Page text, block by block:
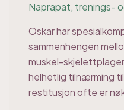
Naprapat, trenings-
Oskar har
sammenhengen
muskel-
helhetlig tilnærming
restitusjon ofte er